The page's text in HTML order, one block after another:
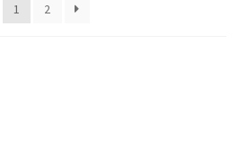
1
2